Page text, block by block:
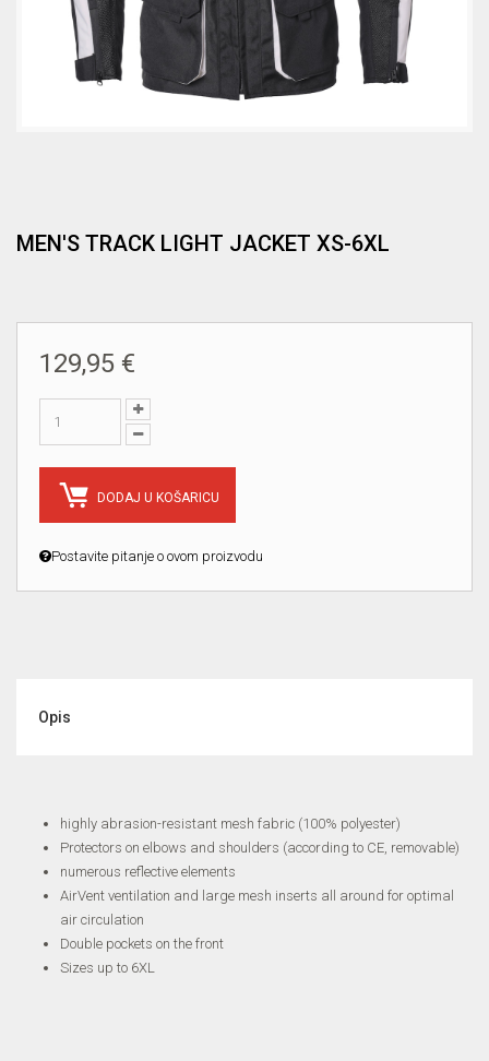
MEN'S TRACK LIGHT JACKET XS-6XL
129,95 €
DODAJ U KOŠARICU
Postavite pitanje o ovom proizvodu
Opis
highly abrasion-resistant mesh fabric (100% polyester)
Protectors on elbows and shoulders (according to CE, removable)
numerous reflective elements
AirVent ventilation and large mesh inserts all around for optimal
air circulation
Double pockets on the front
Sizes up to 6XL